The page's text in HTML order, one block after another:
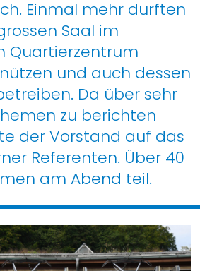
Einmal mehr durften
Saal im
Quartierzentrum
und auch dessen
Da über sehr
zu berichten
der Vorstand auf das
Referenten. Über 40
am Abend teil.